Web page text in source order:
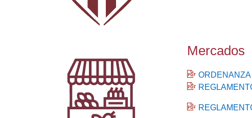
Mercados